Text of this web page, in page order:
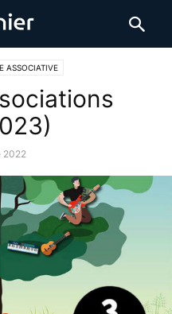
ASSOCIATIVE
2022